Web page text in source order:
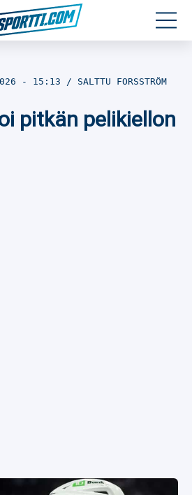
- 15:13 SALTTU FORSSTRÖM
pitkän pelikiellon